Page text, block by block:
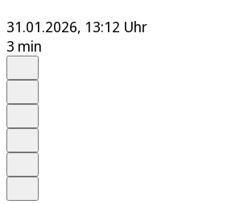
31.01.2026, 13:12 Uhr
3 min